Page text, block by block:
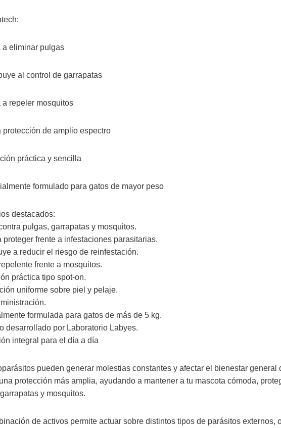
a eliminar pulgas
al control de garrapatas
a repeler mosquitos
protección de amplio espectro
práctica y sencilla
formulado para gatos de mayor peso
destacados:
pulgas, garrapatas y mosquitos.
proteger frente a infestaciones parasitarias.
a reducir el riesgo de reinfestación.
frente a mosquitos.
práctica tipo spot-on.
uniforme sobre piel y pelaje.
formulada para gatos de más de 5 kg.
desarrollado por Laboratorio Labyes.
integral para el día a día
pueden generar molestias constantes y afectar el bienestar
protección más amplia, ayudando a mantener a tu mascota cómoda,
y mosquitos.
de activos permite actuar sobre distintos tipos de parásitos externos,